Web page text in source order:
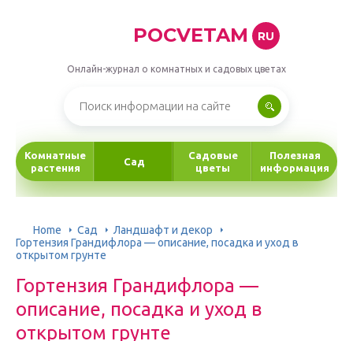
POCVETAM RU
Онлайн-журнал о комнатных и садовых цветах
Комнатные
растения
Сад
Садовые
цветы
Полезная
информация
Home Сад
Ландшафт и декор
Гортензия Грандифлора — описание, посадка и уход в
открытом грунте
Гортензия Грандифлора —
описание, посадка и уход в
открытом грунте